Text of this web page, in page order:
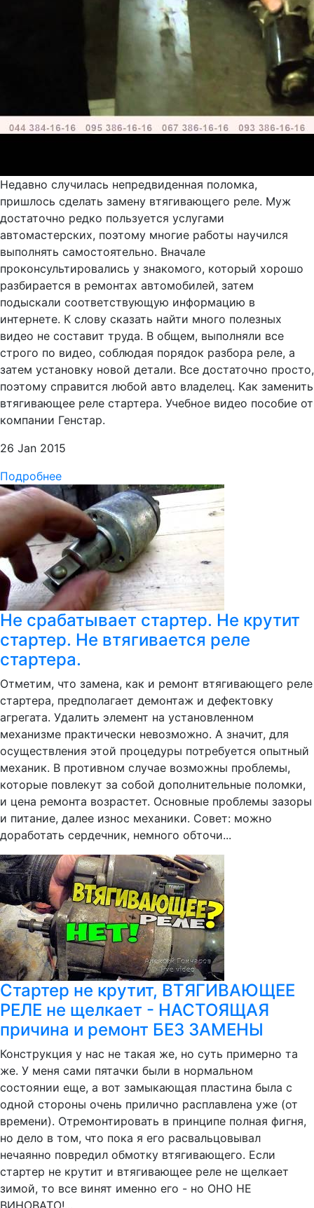
Недавно случилась непредвиденная поломка,
пришлось сделать замену втягивающего реле. Муж
достаточно редко пользуется услугами
автомастерских, поэтому многие работы научился
выполнять самостоятельно. Вначале
проконсультировались у знакомого, который хорошо
разбирается в ремонтах автомобилей, затем
подыскали соответствующую информацию в
интернете. К слову сказать найти много полезных
видео не составит труда. В общем, выполняли все
строго по видео, соблюдая порядок разбора реле, а
затем установку новой детали. Все достаточно просто,
поэтому справится любой авто владелец. Как заменить
втягивающее реле стартера. Учебное видео пособие от
компании Генстар.
26 Jan 2015
Подробнее
Не срабатывает стартер. Не крутит
стартер. Не втягивается реле
стартера.
Отметим, что замена, как и ремонт втягивающего реле
стартера, предполагает демонтаж и дефектовку
агрегата. Удалить элемент на установленном
механизме практически невозможно. А значит, для
осуществления этой процедуры потребуется опытный
механик. В противном случае возможны проблемы,
которые повлекут за собой дополнительные поломки,
и цена ремонта возрастет. Основные проблемы зазоры
и питание, далее износ механики. Совет: можно
доработать сердечник, немного обточи...
Стартер не крутит, ВТЯГИВАЮЩЕЕ
РЕЛЕ не щелкает - НАСТОЯЩАЯ
причина и ремонт БЕЗ ЗАМЕНЫ
Конструкция у нас не такая же, но суть примерно та
же. У меня сами пятачки были в нормальном
состоянии еще, а вот замыкающая пластина была с
одной стороны очень прилично расплавлена уже (от
времени). Отремонтировать в принципе полная фигня,
но дело в том, что пока я его расвальцовывал
нечаянно повредил обмотку втягивающего. Если
стартер не крутит и втягивающее реле не щелкает
зимой, то все винят именно его - но ОНО НЕ
ВИНОВАТО!...